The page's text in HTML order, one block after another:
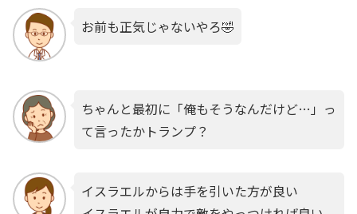
お前も正気じゃないやろ🤣
ちゃんと最初に「俺もそうなんだけど…」っ
て言ったかトランプ？
イスラエルからは手を引いた方が良い